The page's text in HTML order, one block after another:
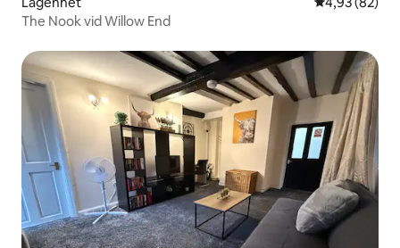
The Nook vid Willow End